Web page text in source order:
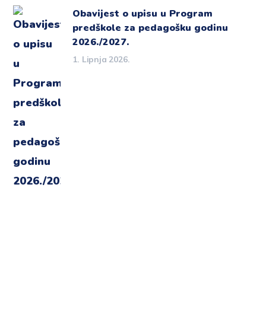
Obavijest o upisu u Program
predškole za pedagošku godinu
2026./2027.
1. Lipnja 2026.